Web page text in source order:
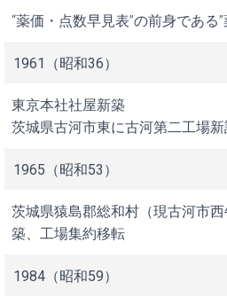
“薬価・点数早見表”の前身である
1961（昭和36）
東京本社社屋新築
茨城県古河市東に古河第二工場新
1965（昭和53）
茨城県猿島郡総和村（現古河市
築、工場集約移転
1984（昭和59）